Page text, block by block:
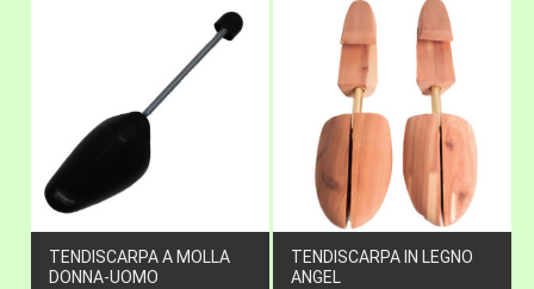
TENDISCARPA A MOLLA
DONNA-UOMO
TENDISCARPA IN LEGNO
ANGEL